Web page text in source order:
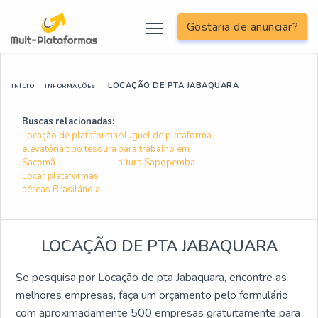
Gostaria de anunciar?
INÍCIO INFORMAÇÕES LOCAÇÃO DE PTA JABAQUARA
Buscas relacionadas:
Locação de plataforma
elevatória tipo tesoura
Sacomã
Aluguel de plataforma
para trabalho em
altura Sapopemba
Locar plataformas
aéreas Brasilândia
LOCAÇÃO DE PTA JABAQUARA
Se pesquisa por Locação de pta Jabaquara, encontre as
melhores empresas, faça um orçamento pelo formulário
com aproximadamente 500 empresas gratuitamente para